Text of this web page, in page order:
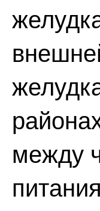
между